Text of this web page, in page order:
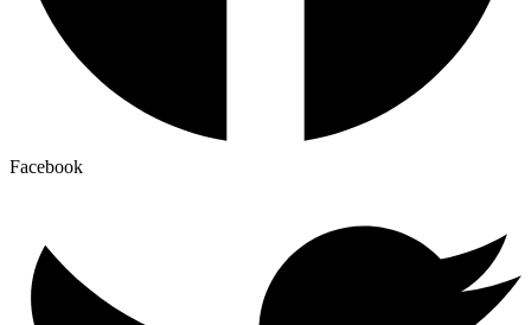
Facebook